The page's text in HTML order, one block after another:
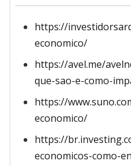
https://
economico/
https://avel.me/
que-sao-e-como-
https://
economico/
https://
economicos-como-